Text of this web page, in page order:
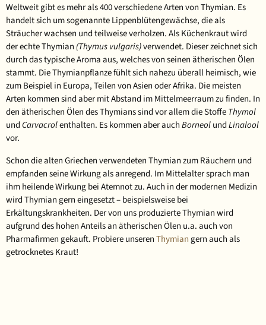
Weltweit gibt esmehr als 400 verschiedene Artenvon Thymian. Es
handelt sich um sogenannte Lippenblütengewächse, die als
Sträucher wachsen und teilweise verholzen. Als Küchenkraut wird
der echte Thymian (Thymus vulgaris)verwendet. Dieser zeichnet sich
durch das typische Aroma aus, welches von seinen ätherischen Ölen
stammt. Die Thymianpflanze fühlt sich nahezu überall heimisch, wie
zum Beispiel in Europa, Teilen von Asien oder Afrika. Die meisten
Arten kommen sind aber mit Abstand im Mittelmeerraum zu finden. In
den ätherischen Ölen des Thymians sind vor allem die StoffeThymol
undCarvacrolenthalten. Es kommen aber auchBorneolundLinalool
vor.
Schon die alten Griechen verwendeten Thymian zum Räuchern und
empfanden seine Wirkung als anregend. Im Mittelalter sprach man
ihm heilende Wirkung bei Atemnot zu. Auch in der modernen Medizin
wird Thymian gern eingesetzt – beispielsweise bei
Erkältungskrankheiten. Der von uns produzierte Thymian wird
aufgrund des hohen Anteils an ätherischen Ölen u.a. auch von
Pharmafirmen gekauft. Probiere unserenThymian gern auch als
getrocknetes Kraut!